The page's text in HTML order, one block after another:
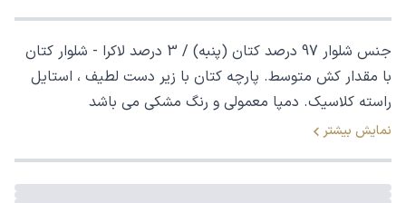
جنس شلوار 97 درصد کتان (پنبه) / 3 درصد لاکرا - شلوار کتان
با مقدار کش متوسط. پارچه کتان با زیر دست لطیف ، استایل
راسته کلاسیک. دمپا معمولی و رنگ مشکی می باشد
نمایش بیشتر